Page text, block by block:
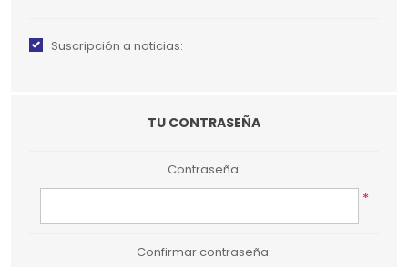
Suscripción a noticias:
TU CONTRASEÑA
Contraseña:
*
Confirmar contraseña: